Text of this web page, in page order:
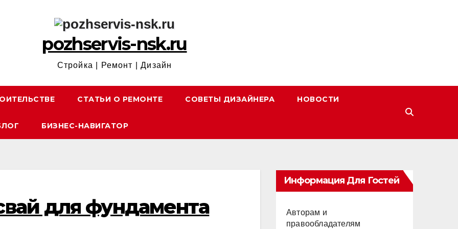
pozhservis-nsk.ru
Стройка | Ремонт | Дизайн
СТАТЬИ О РЕМОНТЕ СОВЕТЫ ДИЗАЙНЕРА НОВОСТИ
БИЗНЕС-НАВИГАТОР
для фундамента
Информация Для Гостей
Авторам и
правообладателям